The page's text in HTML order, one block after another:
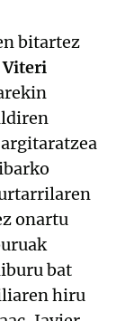
bitartez
Viteri
onartu
bat
hiru